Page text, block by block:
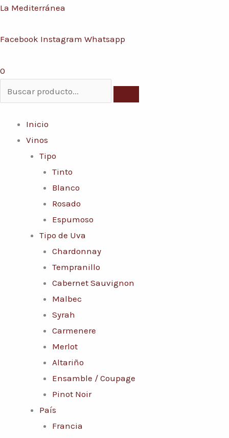
Ir
contenido
La Mediterránea
Facebook Instagram Whatsapp
0
Inicio
Vinos
Tipo
Tinto
Blanco
Rosado
Espumoso
Tipo de Uva
Chardonnay
Tempranillo
Cabernet Sauvignon
Malbec
Syrah
Carmenere
Merlot
Altariño
Ensamble / Coupage
Pinot Noir
País
Francia
Menú